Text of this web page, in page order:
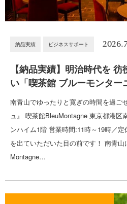
納品実績 ビジネスサポート
【納品実績】明治時代を
い「喫茶館 ブルーモンター
南青山でゆったりと寛ぎの時間を過ご
ュ』 喫茶館BleuMontagne 東京都港区
ンハイム1階 営業時間:11時～19時／
を出ていただいた目の前です！ 南青
Montagne…